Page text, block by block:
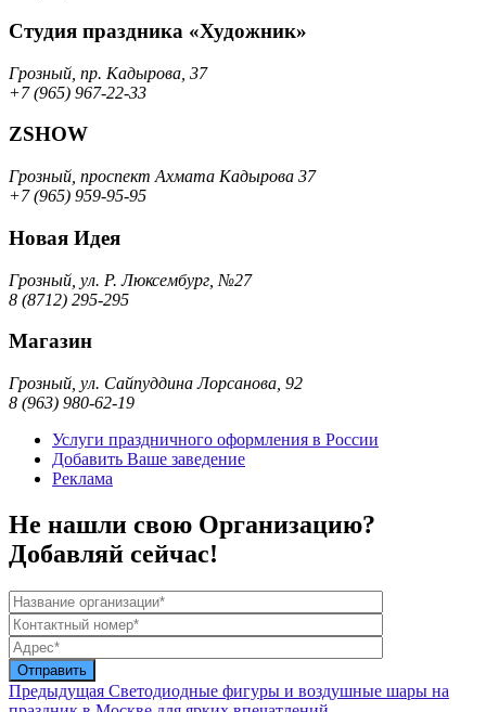
Студия праздника «Художник»
Грозный, пр. Кадырова, 37
+7 (965) 967-22-33
ZSHOW
Грозный, проспект Ахмата Кадырова 37
+7 (965) 959-95-95
Новая Идея
Грозный, ул. Р. Люксембург, №27
8 (8712) 295-295
Магазин
Грозный, ул. Сайпуддина Лорсанова, 92
8 (963) 980-62-19
Услуги праздничного оформления в России
Добавить Ваше заведение
Реклама
Не нашли свою Организацию?
Добавляй сейчас!
Предыдущая Светодиодные фигуры и воздушные шары на